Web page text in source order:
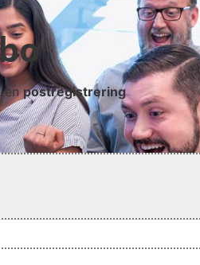
enpostregistrering